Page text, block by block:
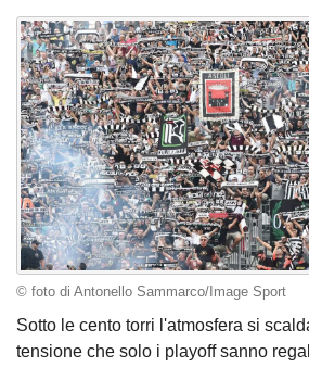
© foto di Antonello Sammarco/Image Sport
Sotto le cento torri l'atmosfera si
tensione che solo i playoff sanno